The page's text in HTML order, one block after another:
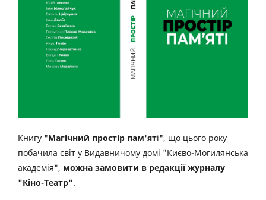
Книгу "Магічний простір пам'яті", що цього року
побачила світ у Видавничому домі "Києво-Могилянська
академія", можна замовити в редакції журналу
"Кіно-Театр".